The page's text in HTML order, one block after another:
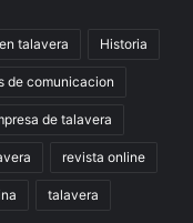
talavera Historia
de comunicacion
de talavera
revista online
talavera